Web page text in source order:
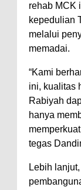
rehab MCK
kepedulian
melalui
memadai.
‎“Kami
ini, kualitas
Rabiyah
hanya
tegas
‎Lebih